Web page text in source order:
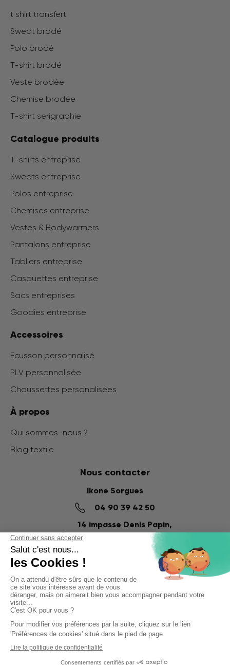
t shirt transfert
Sweat brodé
Polo brodé
T-shirt brodé
Veste brodée
Chemise brodée
T-shirt serigraphie
Catalogue produits
T-shirts entreprise
Sweats entreprise
Polos entreprise
Chemises entreprise
Vestes & Bodywarmers
Pantalons entreprise
Tabliers entreprise
Casquettes entreprise
Sacs entreprises
Goodies entreprise
Accessoires
Ecusson personnalisé
PLV personnalisée
Chaussettes personalisées
À propos
Qui sommes-nous ?
Blog textile
Nous contacter
Ikone Sorgues
04 90 39 42 50
14 impasse Denis Papin,
ZI du Fournalet
84700 SORGUES
03 56 57 57 60
58 Rue de la Commanderie,
© Ikone 2025
Politique de confidentialitéMentions légales